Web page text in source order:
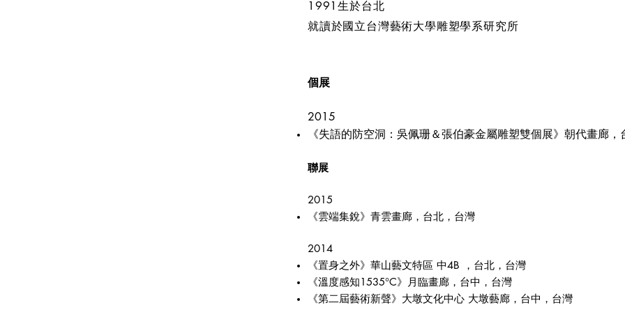
1991生於台北
就讀於國立台灣藝術大學雕塑學系研究所
個展
2015
《失語的防空洞：吳佩珊＆張伯豪金屬雕塑雙個展》朝代畫廊，
聯展
2015
《雲端集銳》青雲畫廊，台北，台灣
2014
《置身之外》華山藝文特區 中4B ，台北，台灣
《溫度感知1535°C》月臨畫廊，台中，台灣
《第二屆藝術新聲》大墩文化中心 大墩藝廊，台中，台灣